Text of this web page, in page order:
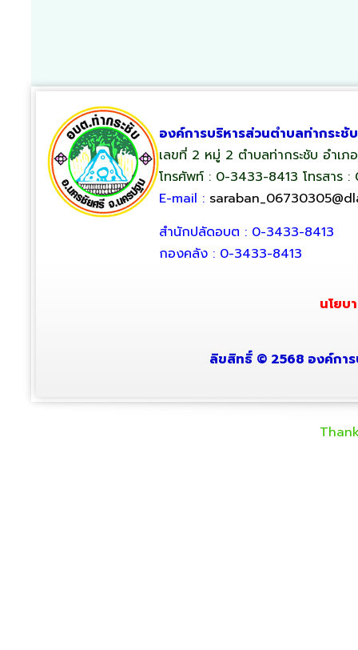
องค์การบริหารส่วนตำบลท่ากระชับ
เลขที่ 2 หมู่ 2 ตำบลท่ากระชับ อำเ
โทรศัพท์ : 0-3433-8413 โทรสาร
E-mail :
สำนักปลัดอบต : 0-3433-8413
กองคลัง : 0-3433-8413
นโยบ
ลิขสิทธิ์ © 2568 องค์กา